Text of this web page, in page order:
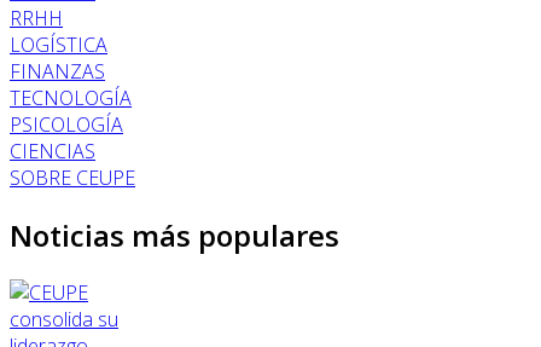
RRHH
LOGÍSTICA
FINANZAS
TECNOLOGÍA
PSICOLOGÍA
CIENCIAS
SOBRE CEUPE
Noticias más populares